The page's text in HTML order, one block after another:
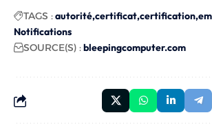
TAGS :autorité certificat certification
Notifications
SOURCE(S) :bleepingcomputer.com